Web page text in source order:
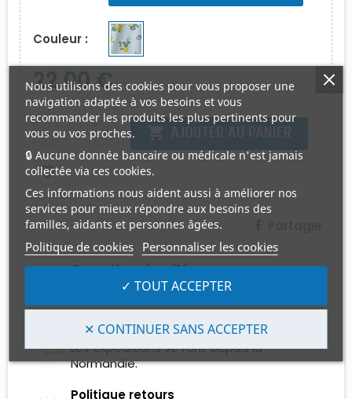
Couleur :
22,00 €TTC
remove add shopping_cart AJOUTER AU PANIER
favorite_border
Garanties sécurité
Les Règlements par Carte Bancaire sont
Politique de livraison
Les expéditions se font depuis la
Normandie.
Politique retours
Nous utilisons des cookies pour vous proposer une
navigation adaptée à vos besoins et vous
recommander les produits les plus pertinents pour
vous ou vos proches.
🔒 Aucune donnée bancaire ou médicale n'est jamais
collectée via ces cookies.
Ces informations nous aident aussi à améliorer nos
services pour mieux répondre aux besoins des
familles, aidants et personnes âgées.
Politique de cookies Personnaliser les cookies
✕ CONTINUER SANS ACCEPTER
✓ TOUT ACCEPTER